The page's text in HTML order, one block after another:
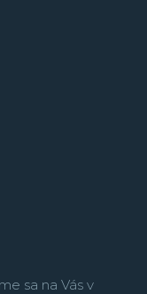
sa na Vás v